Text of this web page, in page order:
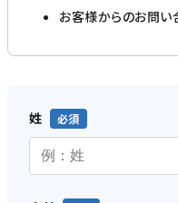
お客様からのお問
姓